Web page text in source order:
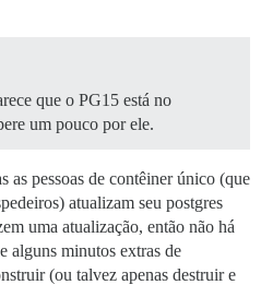
que o PG15 está no
um pouco por ele.
as pessoas de contêiner único (que
atualizam seu postgres
uma atualização, então não há
alguns minutos extras de
(ou talvez apenas destruir e